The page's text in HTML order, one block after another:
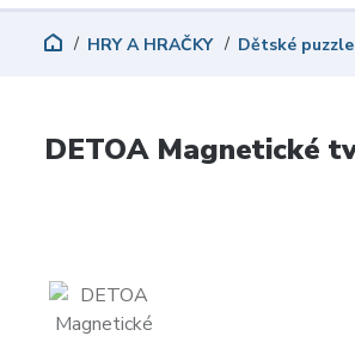
HRY A HRAČKY Dětské puzzle
DETOA Magnetické